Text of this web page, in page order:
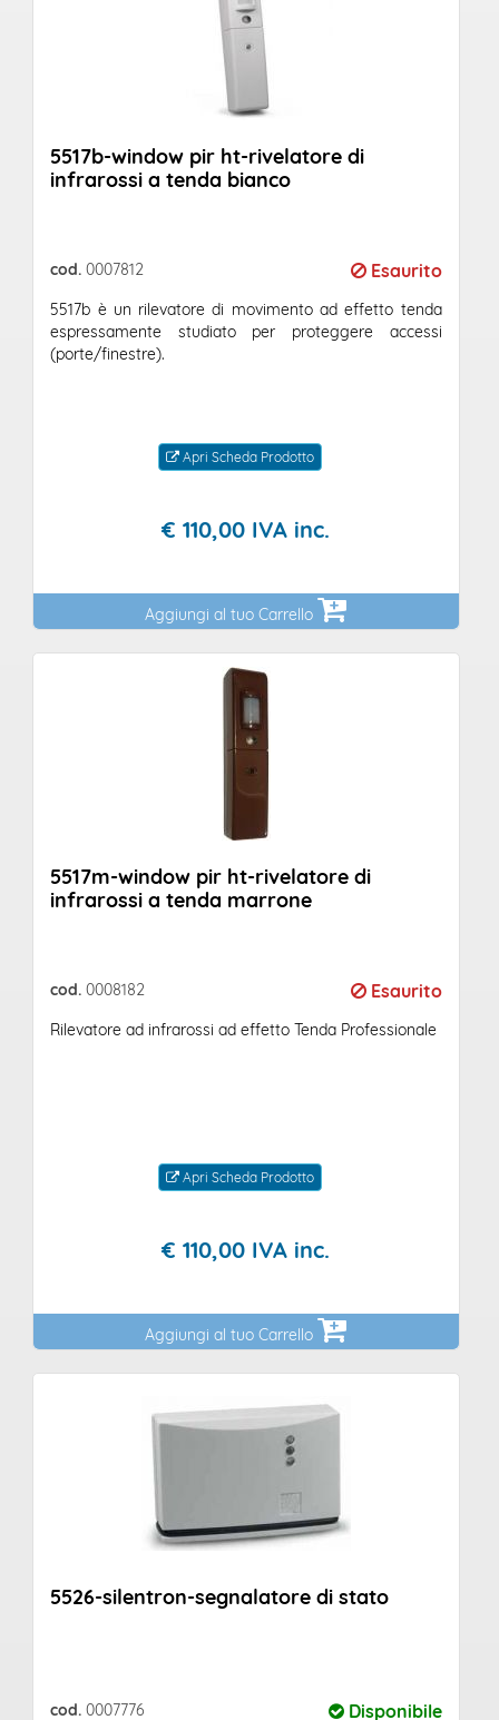
5517b-window pir ht-rivelatore di
infrarossi a tenda bianco
cod.0007812 Esaurito
5517b è un rilevatore di movimento ad effetto tenda
espressamente studiato per proteggere accessi
(porte/finestre).
Apri Scheda Prodotto
€110,00 IVA inc.
Aggiungi al tuo Carrello
5517m-window pir ht-rivelatore di
infrarossi a tenda marrone
cod.0008182 Esaurito
Rilevatore ad infrarossi ad effetto Tenda Professionale
Apri Scheda Prodotto
€110,00 IVA inc.
Aggiungi al tuo Carrello
5526-silentron-segnalatore di stato
cod.0007776 Disponibile